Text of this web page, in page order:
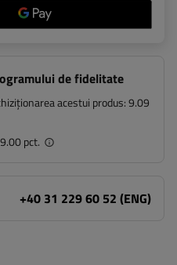
de fidelitate
acestui produs:9.09
pct.
+40 31 229 60 52 (ENG)